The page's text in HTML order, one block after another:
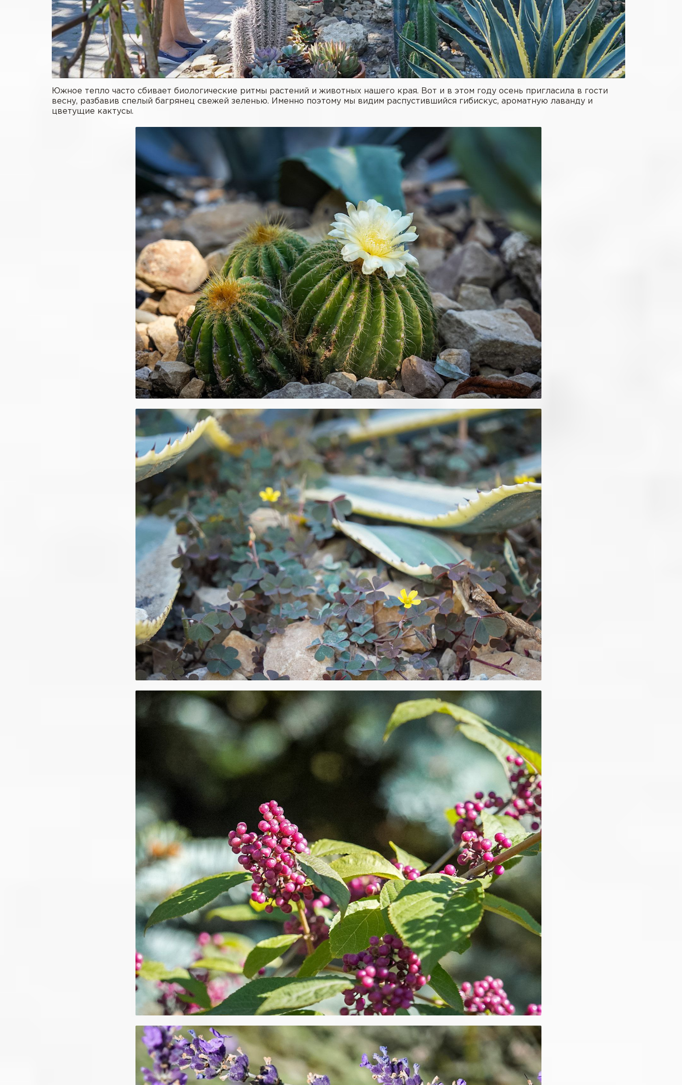
Южное тепло часто сбивает биологические ритмы растений и животных нашего края. Вот и в этом году осень пригласила в гости
весну, разбавив спелый багрянец свежей зеленью. Именно поэтому мы видим распустившийся гибискус, ароматную лаванду и
цветущие кактусы.